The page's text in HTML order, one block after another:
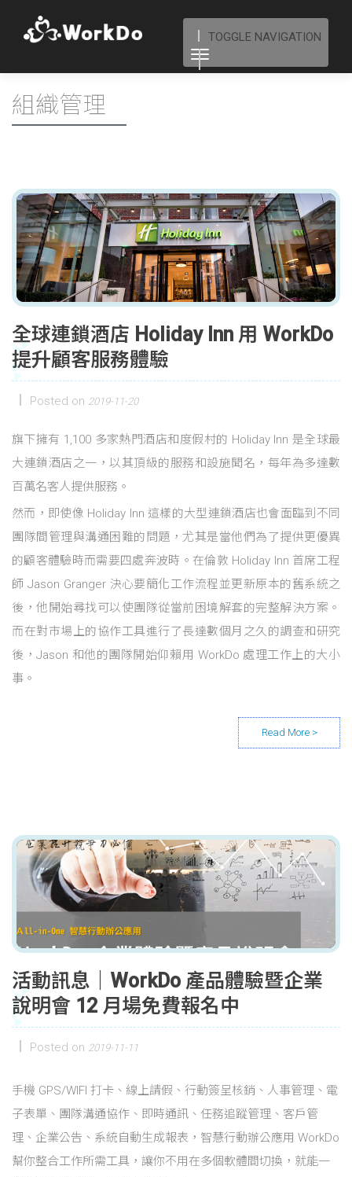
TOGGLE NAVIGATION
組織管理
全球連鎖酒店 Holiday Inn 用 WorkDo
提升顧客服務體驗
Posted on 2019-11-20
旗下擁有 1,100 多家熱門酒店和度假村的 Holiday Inn 是全球最
大連鎖酒店之一，以其頂級的服務和設施聞名，每年為多達數
百萬名客人提供服務。
然而，即使像 Holiday Inn 這樣的大型連鎖酒店也會面臨到不同
團隊間管理與溝通困難的問題，尤其是當他們為了提供更優異
的顧客體驗時而需要四處奔波時。在倫敦 Holiday Inn 首席工程
師 Jason Granger 決心要簡化工作流程並更新原本的舊系統之
後，他開始尋找可以使團隊從當前困境解套的完整解決方案。
而在對市場上的協作工具進行了長達數個月之久的調查和研究
後，Jason 和他的團隊開始仰賴用 WorkDo 處理工作上的大小
事。
活動訊息｜WorkDo 產品體驗暨企業
說明會 12 月場免費報名中
Posted on 2019-11-11
手機 GPS/WIFI 打卡、線上請假、行動簽呈核銷、人事管理、電
子表單、團隊溝通協作、即時通訊、任務追蹤管理、客戶管
理、企業公告、系統自動生成報表，智慧行動辦公應用 WorkDo
幫你整合工作所需工具，讓你不用在多個軟體間切換，就能一